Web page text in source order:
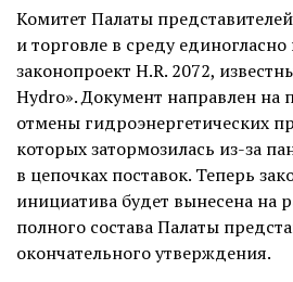
Комитет Палаты
и торговле в среду
законопроект H.R. 2072,
Hydro». Документ направлен на
отмены гидроэнергетических
которых затормозилась из-за
в цепочках поставок. Теперь
инициатива будет вынесена на
полного состава Палаты
окончательного утверждения.